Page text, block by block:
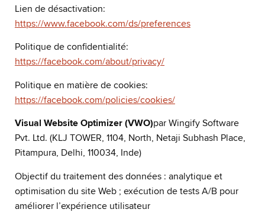
Lien de désactivation:
https://www.facebook.com/ds/preferences
Politique de confidentialité:
https://facebook.com/about/privacy/
Politique en matière de cookies:
https://facebook.com/policies/cookies/
Visual Website Optimizer (VWO)par Wingify Software
Pvt. Ltd. (KLJ TOWER, 1104, North, Netaji Subhash Place,
Pitampura, Delhi, 110034, Inde)
Objectif du traitement des données : analytique et
optimisation du site Web ; exécution de tests A/B pour
améliorer l’expérience utilisateur